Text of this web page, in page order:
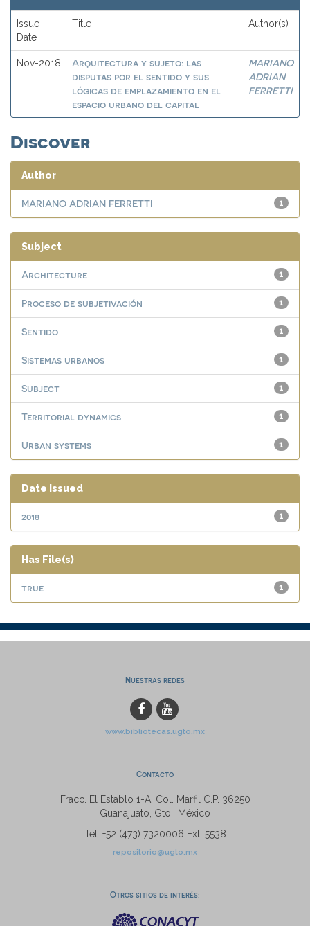
Issue
Date
Title Author(s)
Nov-2018
Arquitectura y sujeto: las
disputas por el sentido y sus
lógicas de emplazamiento en el
espacio urbano del capital
MARIANO
ADRIAN
FERRETTI
Discover
Author
1
MARIANO ADRIAN FERRETTI
Subject
1
Architecture
1
Proceso de subjetivación
1
Sentido
1
Sistemas urbanos
1
Subject
1
Territorial dynamics
1
Urban systems
Date issued
1
2018
Has File(s)
1
true
Nuestras redes
www.bibliotecas.ugto.mx
Contacto
Fracc. El Establo 1-A, Col. Marfil C.P. 36250
Guanajuato, Gto., México
Tel: +52 (473) 7320006 Ext. 5538
repositorio@ugto.mx
Otros sitios de interés: